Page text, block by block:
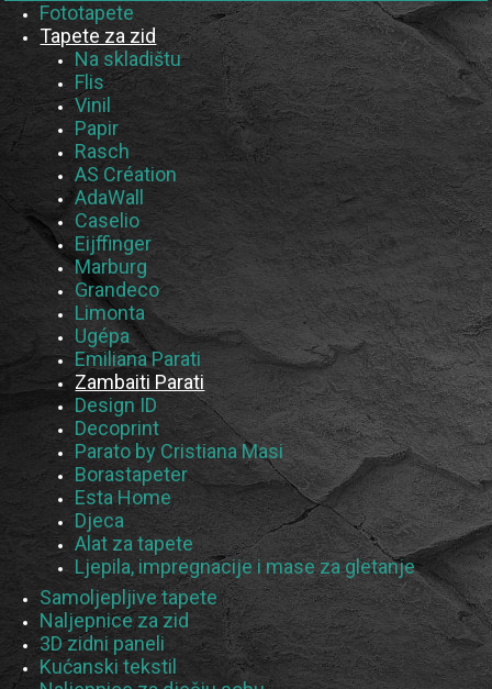
Fototapete
Tapete za zid
Na skladištu
Flis
Vinil
Papir
Rasch
AS Création
AdaWall
Caselio
Eijffinger
Marburg
Grandeco
Limonta
Ugépa
Emiliana Parati
Zambaiti Parati
Design ID
Decoprint
Parato by Cristiana Masi
Borastapeter
Esta Home
Djeca
Alat za tapete
Ljepila, impregnacije i mase za gletanje
Samoljepljive tapete
Naljepnice za zid
3D zidni paneli
Kućanski tekstil